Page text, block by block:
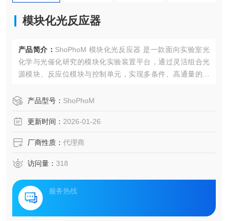
模块化光反应器
产品简介： ShoPhoM 模块化光反应器 是一款面向实验室光
化学与光催化研究的模块化实验装置平台，通过灵活组合光
源模块、反应位模块与控制单元，实现多条件、高通量的光
产品型号： ShoPhoM
更新时间： 2026-01-26
厂商性质： 代理商
访问量： 318
服务热线